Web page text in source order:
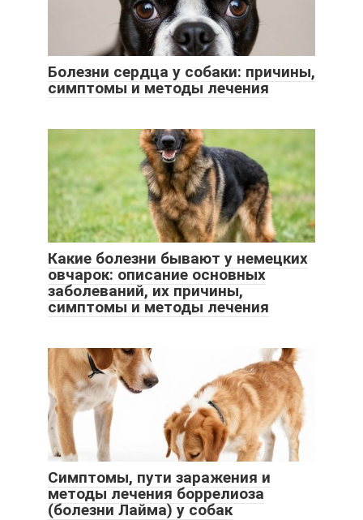
Болезни сердца у собаки: причины,
симптомы и методы лечения
Какие болезни бывают у немецких
овчарок: описание основных
заболеваний, их причины,
симптомы и методы лечения
Симптомы, пути заражения и
методы лечения боррелиоза
(болезни Лайма) у собак